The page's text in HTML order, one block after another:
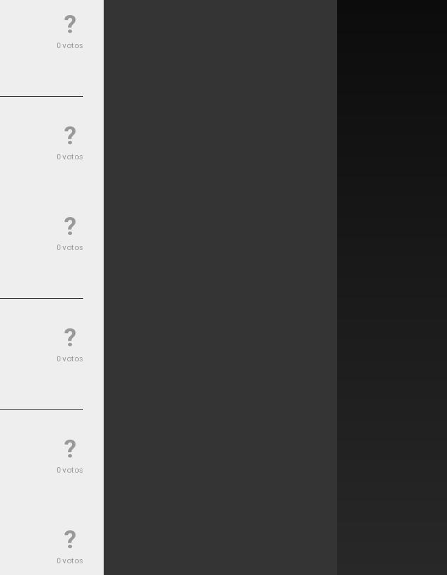
?
0 votos
?
0 votos
?
0 votos
?
0 votos
?
0 votos
?
0 votos